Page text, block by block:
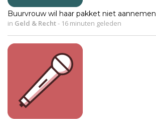
Buurvrouw wil haar pakket niet aannemen
in Geld & Recht- 16 minuten geleden